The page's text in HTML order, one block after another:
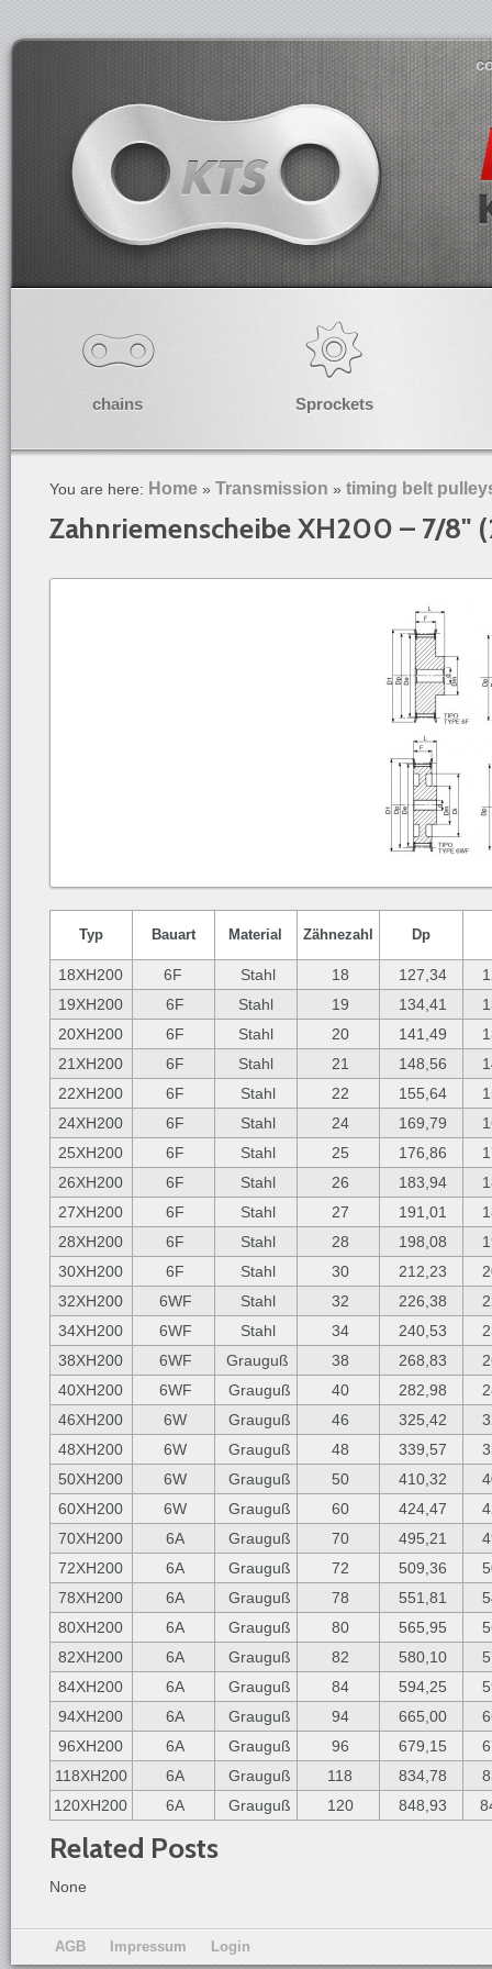
chains Sprockets
You are here: Home » Transmission » timing belt
Zahnriemenscheibe XH200 – 7/8"
Typ Bauart Material Zähnezahl Dp
18XH200 6F Stahl 18 127,34
19XH200
6F Stahl 19 134,41
20XH200
6F Stahl 20 141,49
21XH200
6F Stahl 21 148,56
22XH200
6F Stahl 22 155,64
24XH200
6F Stahl 24 169,79
25XH200
6F Stahl 25 176,86
26XH200
6F Stahl 26 183,94
27XH200
6F Stahl 27 191,01
28XH200
6F Stahl 28 198,08
30XH200
6F Stahl 30 212,23
32XH200
6WF Stahl 32 226,38
34XH200
6WF Stahl 34 240,53
38XH200
6WF Grauguß 38 268,83
40XH200
6WF Grauguß 40 282,98
46XH200
6W Grauguß 46 325,42
48XH200
6W Grauguß 48 339,57
50XH200
6W Grauguß 50 410,32
60XH200
6W Grauguß 60 424,47
70XH200
6A Grauguß 70 495,21
72XH200
6A Grauguß 72 509,36
78XH200
6A Grauguß 78 551,81
80XH200
6A Grauguß 80 565,95
82XH200
6A Grauguß 82 580,10
84XH200
6A Grauguß 84 594,25
94XH200
6A Grauguß 94 665,00
96XH200
6A Grauguß 96 679,15
118XH200
6A Grauguß 118 834,78
120XH200
6A Grauguß 120 848,93
Related Posts
None
AGB Impressum Login